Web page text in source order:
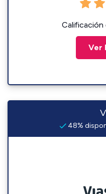
Calificación
Ver
48%